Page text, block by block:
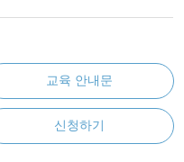
교육 안내문
신청하기